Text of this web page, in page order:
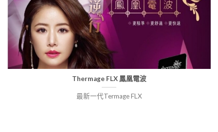
Thermage FLX 鳳凰電波
最新一代Termage FLX